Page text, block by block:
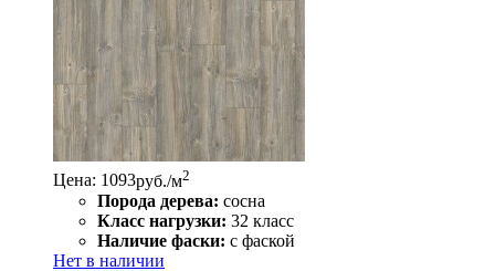
Цена: 1093руб./м2
Порода дерева: сосна
Класс нагрузки: 32 класс
Наличие фаски: с фаской
Нет в наличии